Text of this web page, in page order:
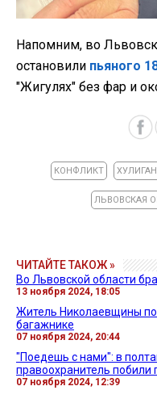
Напомним, во
остановили пьяного
"Жигулях" без фар и
КОНФЛИКТ
ЛЬВОВСКАЯ
ЧИТАЙТЕ ТАКОЖ »
Во Львовской области
13 ноября 2024, 18:05
Житель Николаевщины
багажнике
07 ноября 2024, 20:44
"Поедешь с нами": в
правоохранитель
07 ноября 2024, 12:39